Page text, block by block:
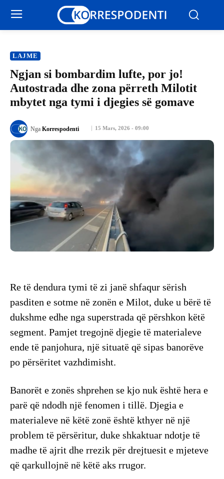
LAJME
Ngjan si bombardim lufte, por jo!
Autostrada dhe zona përreth Milotit
mbytet nga tymi i djegies së gomave
15 Mars, 2026 - 09:00
Nga Korrespodenti
Re të dendura tymi të zi janë shfaqur sërish
pasditen e sotme në zonën e Milot, duke u bërë të
dukshme edhe nga superstrada që përshkon këtë
segment. Pamjet tregojnë djegie të materialeve
ende të panjohura, një situatë që sipas banorëve
po përsëritet vazhdimisht.
Banorët e zonës shprehen se kjo nuk është hera e
parë që ndodh një fenomen i tillë. Djegia e
materialeve në këtë zonë është kthyer në një
problem të përsëritur, duke shkaktuar ndotje të
madhe të ajrit dhe rrezik për drejtuesit e mjeteve
që qarkullojnë në këtë aks rrugor.